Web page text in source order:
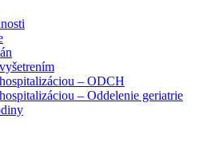
– ODCH
– Oddelenie geriatrie